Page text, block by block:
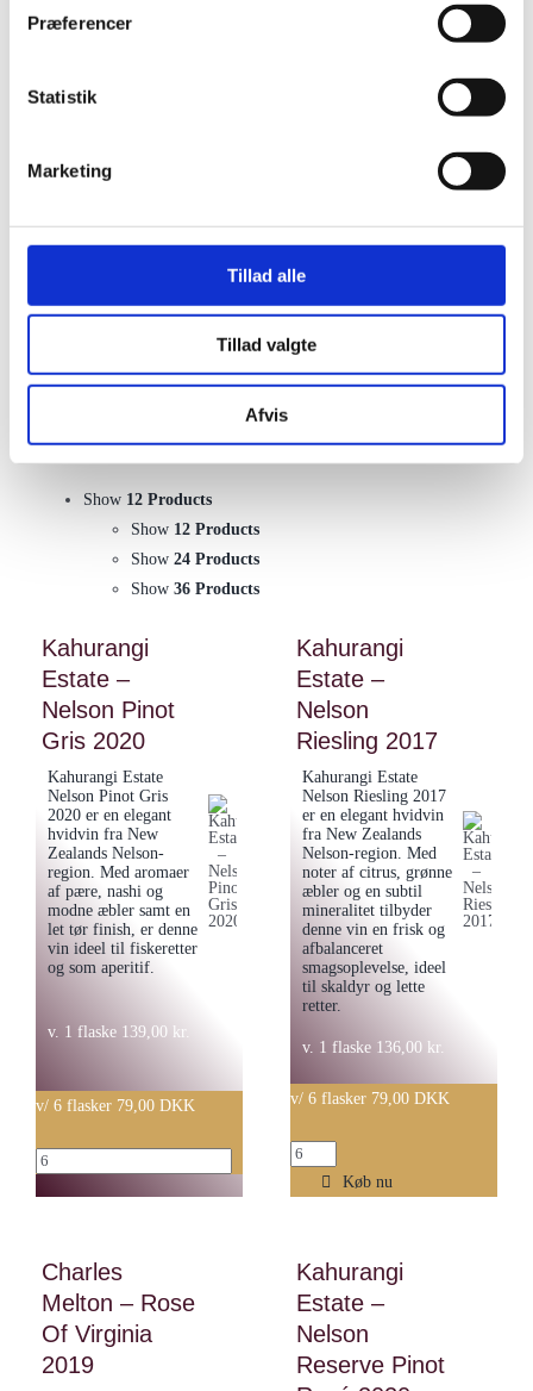
Præferencer
Statistik
Marketing
Tillad alle
Tillad valgte
Afvis
Sort byPrice
Sort byPopularity
Show 12 Products
Show 12 Products
Show 24 Products
Show 36 Products
Kahurangi
Estate –
Nelson Pinot
Gris 2020
Kahurangi Estate
Nelson Pinot Gris
2020 er en elegant
hvidvin fra New
Zealands Nelson-
region. Med aromaer
af pære, nashi og
modne æbler samt en
let tør finish, er denne
vin ideel til fiskeretter
og som aperitif.
v. 1 flaske 139,00 kr.
v/ 6 flasker 79,00 DKK
Kahurangi
Pinot
Gris
2020
antal
Kahurangi
Estate –
Nelson
Riesling 2017
Kahurangi Estate
Nelson Riesling 2017
er en elegant hvidvin
fra New Zealands
Nelson-region. Med
noter af citrus, grønne
æbler og en subtil
mineralitet tilbyder
denne vin en frisk og
afbalanceret
smagsoplevelse, ideel
til skaldyr og lette
retter.
v. 1 flaske 136,00 kr.
v/ 6 flasker 79,00 DKK
Kahurangi
Estate
Riesling
2017
antal
Køb nu
Charles
Melton – Rose
Of Virginia
2019
Kahurangi
Estate –
Nelson
Reserve Pinot